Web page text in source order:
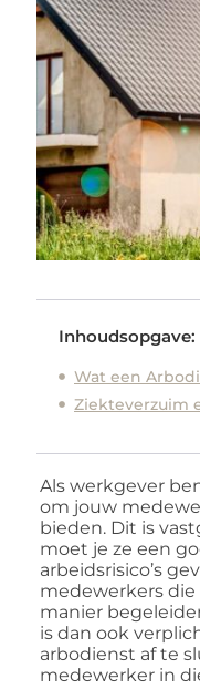
Inhoudsopgave:
Wat een
Ziekteverzuim
Als werkgever
om jouw
bieden. Dit is
moet je ze een
arbeidsrisico’s
medewerkers die
manier
is dan ook
arbodienst af te
medewerker in